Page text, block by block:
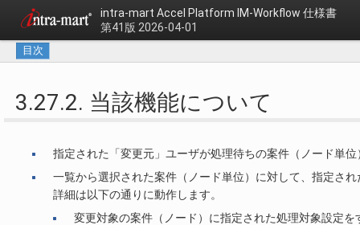
intra-mart Accel Platform IM-Workflow 仕様書
第41版 2026-04-01
目次
3.27.2. 当該機能について
指定された「変更元」ユーザが処理待ちの案件（ノード単
一覧から選択された案件（ノード単位）に対して、指定さ
詳細は以下の通りに動作します。
変更対象の案件（ノード）に指定された処理対象設定を